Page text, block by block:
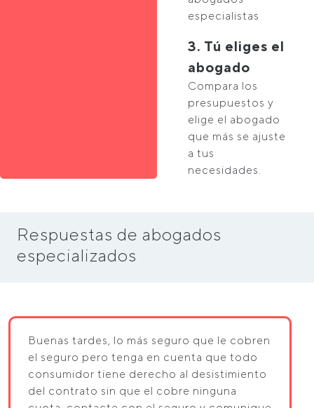
especialistas
3. Tú eliges el
abogado
Compara los
presupuestos y
elige el abogado
que más se ajuste
a tus
necesidades.
Respuestas de abogados
especializados
Buenas tardes, lo más seguro que le cobren
el seguro pero tenga en cuenta que todo
consumidor tiene derecho al desistimiento
del contrato sin que el cobre ninguna